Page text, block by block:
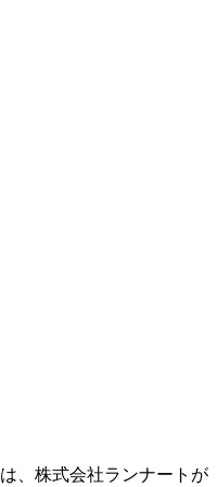
、株式会社ランナートが